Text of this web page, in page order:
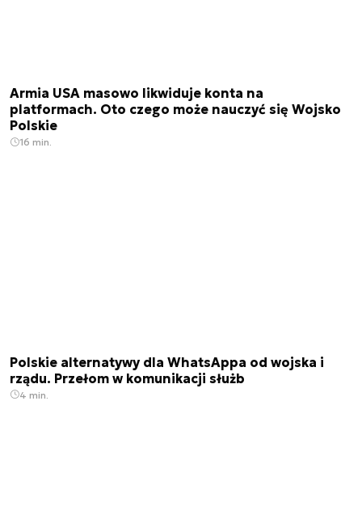
Armia USA masowo likwiduje konta na
platformach. Oto czego może nauczyć się Wojsko
Polskie
16 min.
Polskie alternatywy dla WhatsAppa od wojska i
rządu. Przełom w komunikacji służb
4 min.